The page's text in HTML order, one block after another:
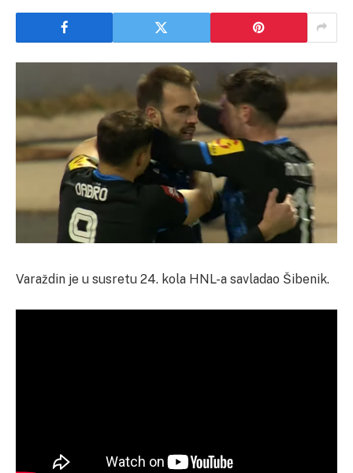
Varaždin je u susretu 24. kola HNL-a savladao Šibenik.